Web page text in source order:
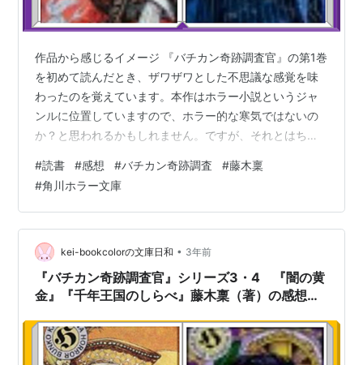
作品から感じるイメージ 『バチカン奇跡調査官』の第1巻
を初めて読んだとき、ザワザワとした不思議な感覚を味
わったのを覚えています。本作はホラー小説というジャ
ンルに位置していますので、ホラー的な寒気ではないの
か？と思われるかもしれません。ですが、それとはちょ
覚です。それでもあえて言葉に置き換えるのであれ
ば、、風の音もしない、虫の声も聞こえない、何の匂い
もしない。空はどんよりしている気がするし、気分も浮
上できない。霧の中にいて、うすら寒い。自然界も人間
界も、とにかくすべての現象が消滅してしまったよう
な、忍び寄る静けさ。厳かな美しさから目をそらせな
い。…
#読書 #感想 #バチカン奇跡調査 #藤木稟
#角川ホラー文庫
kei-bookcolorの文庫日和 • 3年前
『バチカン奇跡調査官』シリーズ3・4 『闇の黄
金』『千年王国のしらべ』藤木稟（著）の感想を